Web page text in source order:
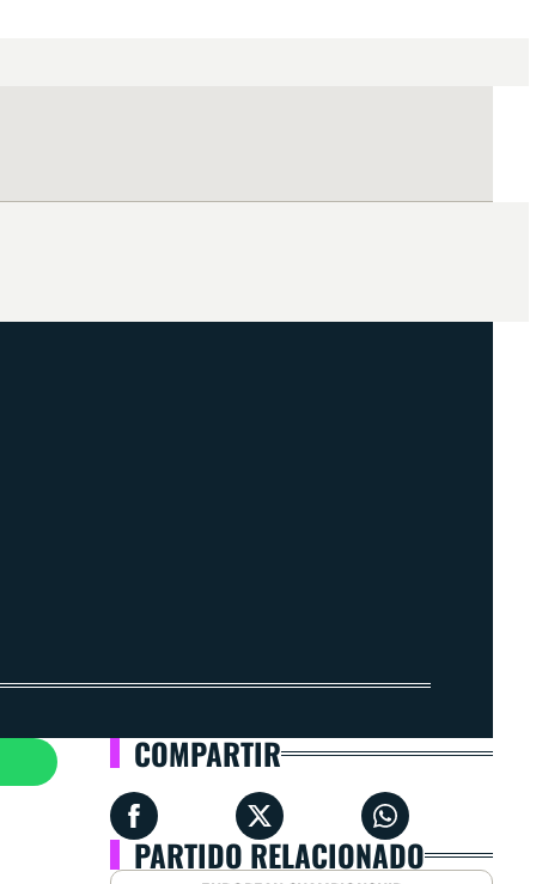
COMPARTIR
PARTIDO RELACIONADO